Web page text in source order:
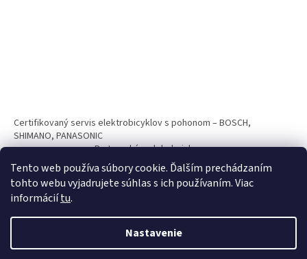
Tento web používa súbory cookie. Ďalším prechádzaním
tohto webu vyjadrujete súhlas s ich používaním. Viac
informáciítu.
Nastavenie
Certifikovaný servis elektrobicyklov s pohonom – BOSCH,
SHIMANO, PANASONIC
Partnerský web hokejshop.eu
Vytvoril Shoptet